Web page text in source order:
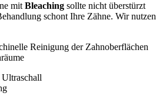
mit Bleaching sollte nicht überstürzt
schont Ihre Zähne. Wir nutzen
Reinigung der Zahnoberflächen